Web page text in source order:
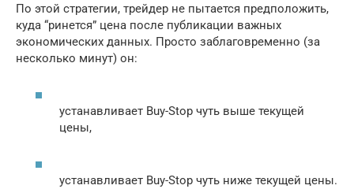
По этой стратегии, трейдер не пытается предположить,
куда “ринется” цена после публикации важных
экономических данных. Просто заблаговременно (за
несколько минут) он:
устанавливает Buy-Stop чуть выше текущей
цены,
устанавливает Buy-Stop чуть ниже текущей цены.